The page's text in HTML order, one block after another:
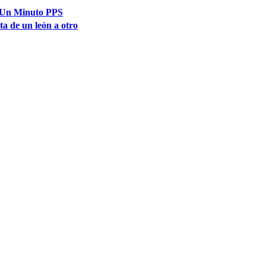
Minuto PPS
de un león a otro